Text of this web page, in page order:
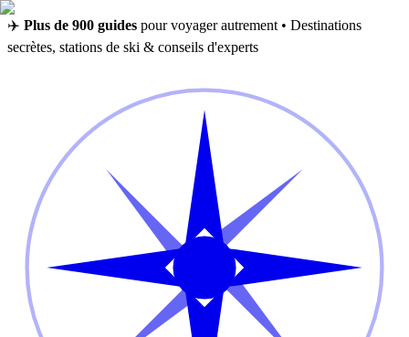
✈️ Plus de 900 guides pour voyager autrement • Destinations
secrètes, stations de ski & conseils d'experts